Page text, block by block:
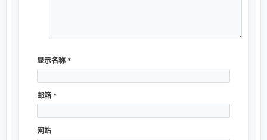
显示名称 *
邮箱 *
网站